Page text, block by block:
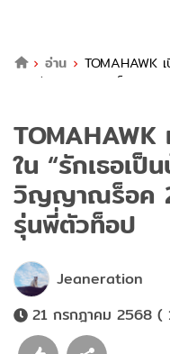
อ่าน
TOMAHAWK
สานต่อจิตวิญญาณร็อค
ใน “รักเธอเป็
วิญญาณร็อค
รุ่นพี่ตัวท็อป
Jeaneration
21 กรกฎาคม 2568 (